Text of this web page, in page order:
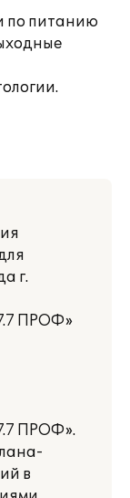
по питанию
г.
ПРОФ»
ПРОФ».
в